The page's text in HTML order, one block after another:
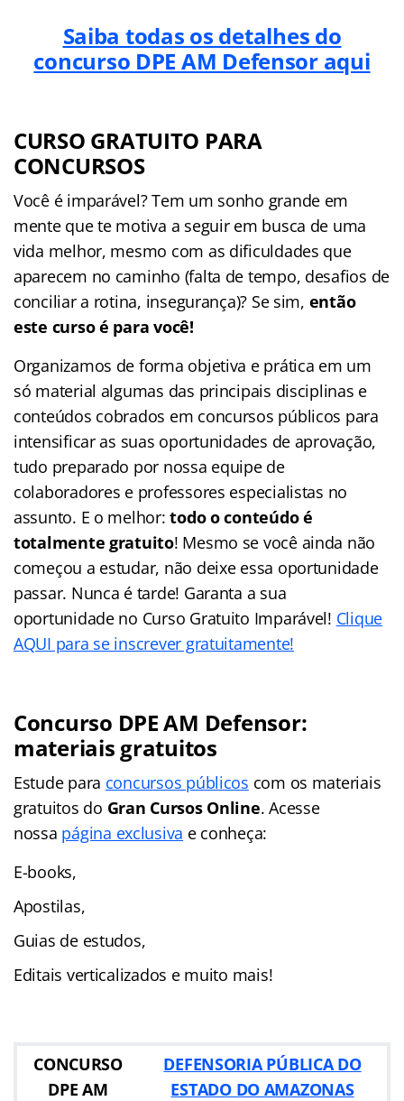
Saiba todas os detalhes do
concurso DPE AM Defensor aqui
CURSO GRATUITO PARA
CONCURSOS
Você é imparável? Tem um sonho grande em
mente que te motiva a seguir em busca de uma
vida melhor, mesmo com as dificuldades que
aparecem no caminho (falta de tempo, desafios de
conciliar a rotina, insegurança)? Se sim, então
este curso é para você!
Organizamos de forma objetiva e prática em um
só material algumas das principais disciplinas e
conteúdos cobrados em concursos públicos para
intensificar as suas oportunidades de aprovação,
tudo preparado por nossa equipe de
colaboradores e professores especialistas no
assunto. E o melhor: todo o conteúdo é
totalmente gratuito! Mesmo se você ainda não
começou a estudar, não deixe essa oportunidade
passar. Nunca é tarde! Garanta a sua
oportunidade no Curso Gratuito Imparável! Clique
AQUI para se inscrever gratuitamente!
Concurso DPE AM Defensor:
materiais gratuitos
Estude para concursos públicos com os materiais
gratuitos do Gran Cursos Online. Acesse
nossa página exclusiva e conheça:
E-books,
Apostilas,
Guias de estudos,
Editais verticalizados e muito mais!
CONCURSO
DPE AM
DEFENSORIA PÚBLICA DO
ESTADO DO AMAZONAS